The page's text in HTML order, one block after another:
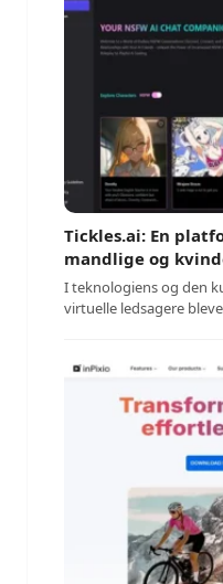
Tickles.ai: En
mandlige og
I teknologiens og den
virtuelle ledsagere